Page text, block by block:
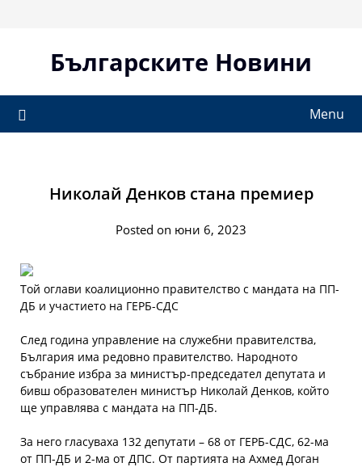
Българските Новини
Menu
Николай Денков стана премиер
Posted on юни 6, 2023
Той оглави коалиционно правителство с мандата на ПП-
ДБ и участието на ГЕРБ-СДС
След година управление на служебни правителства,
България има редовно правителство. Народното
събрание избра за министър-председател депутата и
бивш образователен министър Николай Денков, който
ще управлява с мандата на ПП-ДБ.
За него гласуваха 132 депутати – 68 от ГЕРБ-СДС, 62-ма
от ПП-ДБ и 2-ма от ДПС. От партията на Ахмед Доган